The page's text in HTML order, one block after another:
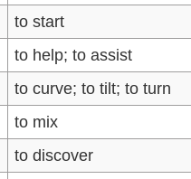
to start
to help; to assist
to curve; to tilt; to turn
to mix
to discover